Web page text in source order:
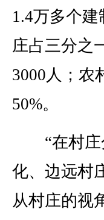
1.4万多个
庄占三分之
3000人；农
50%。
“在村庄
化、边远村
从村庄的视